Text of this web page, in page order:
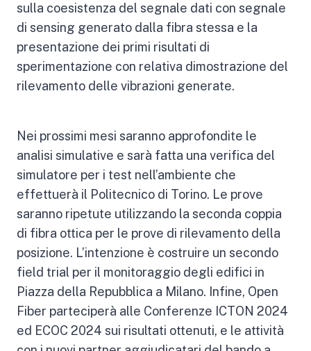
sulla coesistenza del segnale dati con segnale
di sensing generato dalla fibra stessa e la
presentazione dei primi risultati di
sperimentazione con relativa dimostrazione del
rilevamento delle vibrazioni generate.
Nei prossimi mesi saranno approfondite le
analisi simulative e sarà fatta una verifica del
simulatore per i test nell’ambiente che
effettuerà il Politecnico di Torino. Le prove
saranno ripetute utilizzando la seconda coppia
di fibra ottica per le prove di rilevamento della
posizione. L’intenzione è costruire un secondo
field trial per il monitoraggio degli edifici in
Piazza della Repubblica a Milano. Infine, Open
Fiber parteciperà alle Conferenze ICTON 2024
ed ECOC 2024 sui risultati ottenuti, e le attività